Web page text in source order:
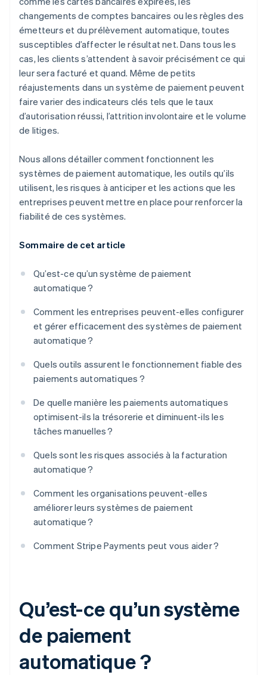
changements de comptes bancaires ou les règles des
émetteurs et du prélèvement automatique, toutes
susceptibles d’affecter le résultat net. Dans tous les
cas, les clients s’attendent à savoir précisément ce qui
leur sera facturé et quand. Même de petits
réajustements dans un système de paiement peuvent
faire varier des indicateurs clés tels que le taux
d’autorisation réussi, l’attrition involontaire et le volume
de litiges.
Nous allons détailler comment fonctionnent les
systèmes de paiement automatique, les outils qu’ils
utilisent, les risques à anticiper et les actions que les
entreprises peuvent mettre en place pour renforcer la
fiabilité de ces systèmes.
Sommaire de cet article
Qu’est-ce qu’un système de paiement
automatique ?
Comment les entreprises peuvent-elles configurer
et gérer efficacement des systèmes de paiement
automatique ?
Quels outils assurent le fonctionnement fiable des
paiements automatiques ?
De quelle manière les paiements automatiques
optimisent-ils la trésorerie et diminuent-ils les
tâches manuelles ?
Quels sont les risques associés à la facturation
automatique ?
Comment les organisations peuvent-elles
améliorer leurs systèmes de paiement
automatique ?
Comment Stripe Payments peut vous aider ?
Qu’est-ce qu’un système
de paiement
automatique ?